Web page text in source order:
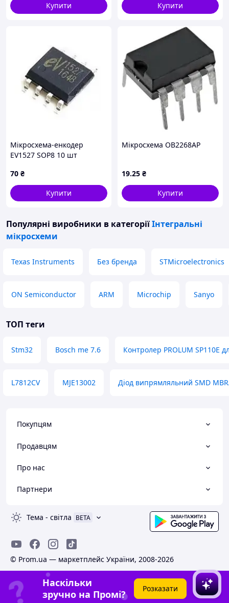
Купити
Купити
Мікросхема-енкодер
EV1527 SOP8 10 шт
70 ₴
Купити
Мікросхема OB2268AP
19.25 ₴
Купити
Популярні виробники в категоріїІнтегральні
мікросхеми
Texas Instruments Без бренда STMicroelectronics
ON Semiconductor ARM Microchip Sanyo
ТОП теги
Stm32 Bosch me 7.6 Контролер PROLUM SP110E
L7812CV MJE13002 Діод випрямляльний SMD
Покупцям
Продавцям
Про нас
Партнери
Тема - світла BETA
© Prom.ua — маркетплейс України, 2008-2026
Наскільки
зручно на Промі?
Розказати